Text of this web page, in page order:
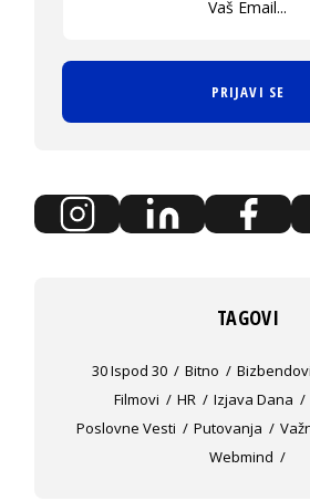
PRIJAVI SE
TAGOVI
30 Ispod 30 Bitno Bizbendovi
Filmovi
HR Izjava Dana
Poslovne Vesti
Putovanja
Webmind